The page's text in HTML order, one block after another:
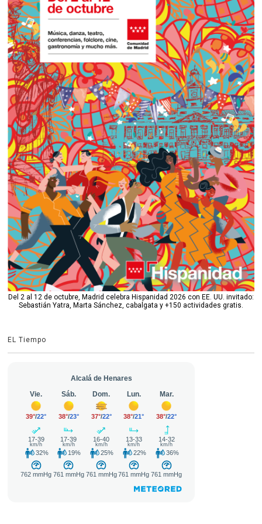
Del 2 al 12 de octubre, Madrid celebra Hispanidad 2026 con EE. UU. invitado:
Sebastián Yatra, Marta Sánchez, cabalgata y +150 actividades gratis.
EL Tiempo